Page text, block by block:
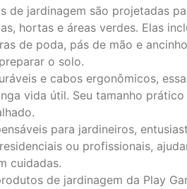
de jardinagem são projetadas
hortas e áreas verdes. Elas
de poda, pás de mão e
o solo.
​​e cabos ergonômicos,
vida útil. Seu tamanho
​​para jardineiros,
ou profissionais,
cuidadas.
de jardinagem da Play